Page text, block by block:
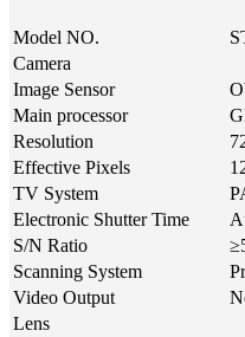
Model NO.
Camera
Image Sensor
Main processor
Resolution
Effective Pixels
TV System
Electronic Shutter Time
S/N Ratio
Scanning System
Video Output
Lens